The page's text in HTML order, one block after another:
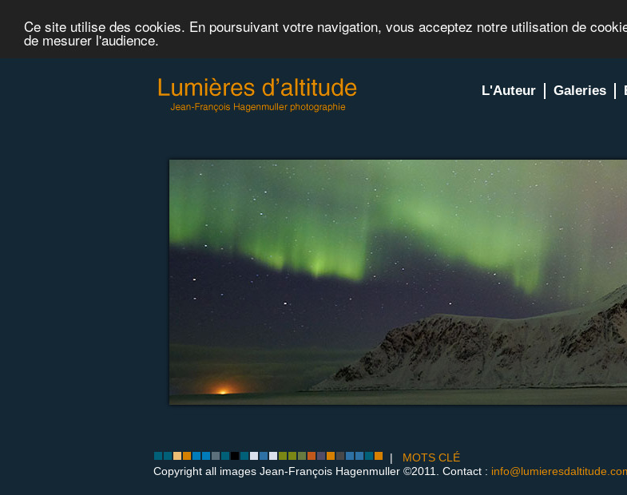
Ce site utilise des cookies. En poursuivant votre navigation, vous acceptez notre utilisation de
de mesurer l'audience.
L'Auteur Galeries
| MOTS CLÉ
Copyright all images Jean-François Hagenmuller ©2011. Contact :